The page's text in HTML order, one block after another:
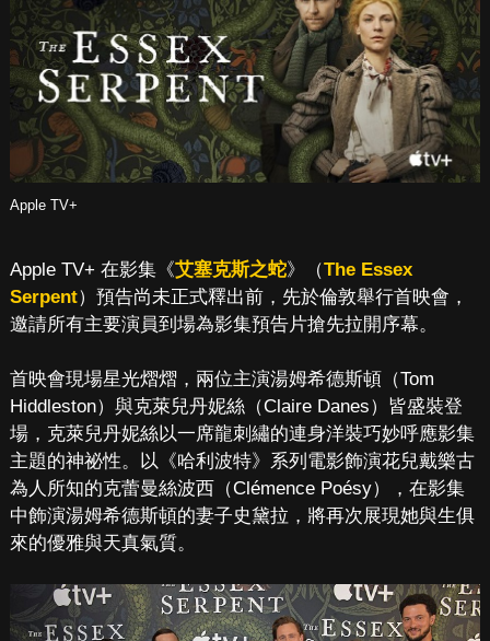
Apple TV+
Apple TV+ 在影集《艾塞克斯之蛇》（The Essex
Serpent）預告尚未正式釋出前，先於倫敦舉行首映會，
邀請所有主要演員到場為影集預告片搶先拉開序幕。
首映會現場星光熠熠，兩位主演湯姆希德斯頓（Tom
Hiddleston）與克萊兒丹妮絲（Claire Danes）皆盛裝登
場，克萊兒丹妮絲以一席龍刺繡的連身洋裝巧妙呼應影集
主題的神祕性。以《哈利波特》系列電影飾演花兒戴樂古
為人所知的克蕾曼絲波西（Clémence Poésy），在影集
中飾演湯姆希德斯頓的妻子史黛拉，將再次展現她與生俱
來的優雅與天真氣質。